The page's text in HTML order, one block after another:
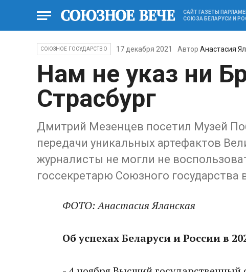
САЙТ ГАЗЕТЫ
СОЮЗА БЕЛАРУСИ И
СОЮЗНОЕ ГОСУДАРСТВО 17 декабря 2021 Автор Анастасия
Нам не указ ни
Страсбург
Дмитрий Мезенцев посетил Музей
передачи уникальных артефактов
журналисты не могли не
госсекретарю Союзного
ФОТО: Анастасия Яланская
Об успехах Беларуси и России в